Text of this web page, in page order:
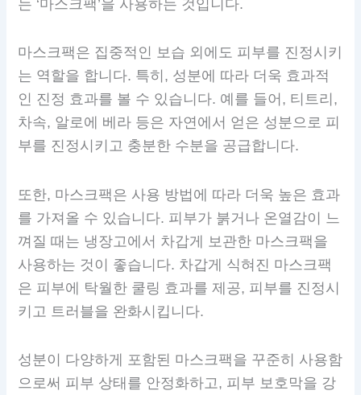
는 ‘마스크팩’을 사용하는 것입니다.
마스크팩은 집중적인 보습 외에도 피부를 진정시키
는 역할을 합니다. 특히, 성분에 따라 더욱 효과적
인 진정 효과를 볼 수 있습니다. 예를 들어, 티트리,
차속, 알로에 베라 등은 자연에서 얻은 성분으로 피
부를 진정시키고 충분한 수분을 공급합니다.
또한, 마스크팩은 사용 방법에 따라 더욱 높은 효과
를 가져올 수 있습니다. 피부가 붉거나 온열감이 느
껴질 때는 냉장고에서 차갑게 보관한 마스크팩을
사용하는 것이 좋습니다. 차갑게 식혀진 마스크팩
은 피부에 탁월한 쿨링 효과를 제공, 피부를 진정시
키고 트러블을 완화시킵니다.
성분이 다양하게 포함된 마스크팩을 꾸준히 사용함
으로써 피부 상태를 안정화하고, 피부 보호막을 강